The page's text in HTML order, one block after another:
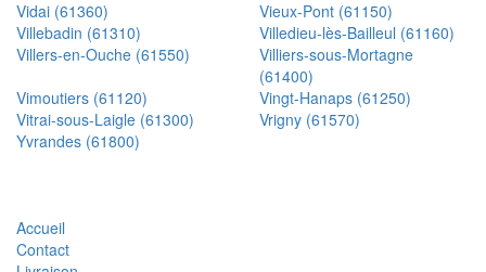
Vidai (61360)
Vieux-Pont (61150)
Villebadin (61310)
Villedieu-lès-Bailleul (61160)
Villers-en-Ouche (61550)
Villiers-sous-Mortagne
(61400)
Vimoutiers (61120)
Vingt-Hanaps (61250)
Vitrai-sous-Laigle (61300)
Vrigny (61570)
Yvrandes (61800)
Accueil
Contact